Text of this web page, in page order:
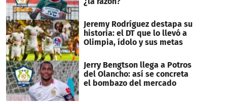
Jeremy Rodríguez destapa su
historia: el DT que lo llevó a
Olimpia, ídolo y sus metas
Jerry Bengtson llega a Potros
del Olancho: así se concreta
el bombazo del mercado